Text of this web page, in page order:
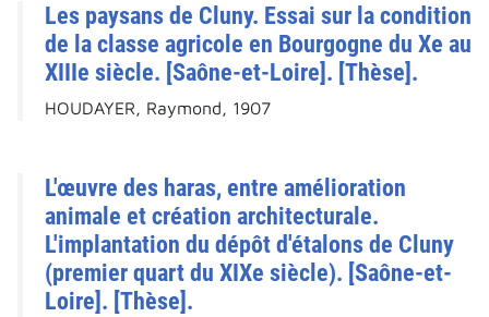
Les paysans de Cluny. Essai sur la condition
de la classe agricole en Bourgogne du Xe au
XIIIe siècle. [Saône-et-Loire]. [Thèse].
HOUDAYER, Raymond, 1907
L'œuvre des haras, entre amélioration
animale et création architecturale.
L'implantation du dépôt d'étalons de Cluny
(premier quart du XIXe siècle). [Saône-et-
Loire]. [Thèse].